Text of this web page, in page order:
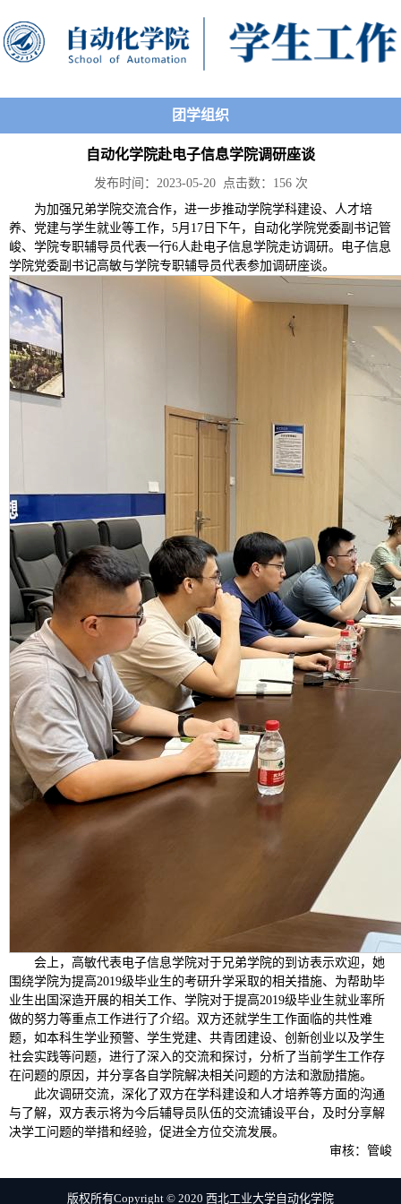
团学组织
自动化学院赴电子信息学院调研座谈
发布时间：2023-05-20 点击数： 156 次
为加强兄弟学院交流合作，进一步推动学院学科建设、人才培
养、党建与学生就业等工作，5月17日下午，自动化学院党委副书记管
峻、学院专职辅导员代表一行6人赴电子信息学院走访调研。电子信息
学院党委副书记高敏与学院专职辅导员代表参加调研座谈。
会上，高敏代表电子信息学院对于兄弟学院的到访表示欢迎，她
围绕学院为提高2019级毕业生的考研升学采取的相关措施、为帮助毕
业生出国深造开展的相关工作、学院对于提高2019级毕业生就业率所
做的努力等重点工作进行了介绍。双方还就学生工作面临的共性难
题，如本科生学业预警、学生党建、共青团建设、创新创业以及学生
社会实践等问题，进行了深入的交流和探讨，分析了当前学生工作存
在问题的原因，并分享各自学院解决相关问题的方法和激励措施。
此次调研交流，深化了双方在学科建设和人才培养等方面的沟通
与了解，双方表示将为今后辅导员队伍的交流铺设平台，及时分享解
决学工问题的举措和经验，促进全方位交流发展。
审核：管峻
版权所有Copyright © 2020 西北工业大学自动化学院